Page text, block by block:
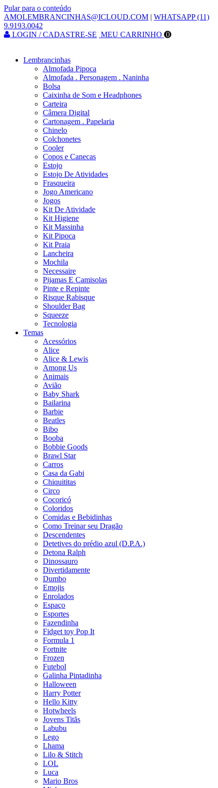
Pular para o conteúdo
AMOLEMBRANCINHAS@ICLOUD.COM | WHATSAPP (11)
9.9193.0042
LOGIN / CADASTRE-SE MEU CARRINHO 0
Lembrancinhas
Almofada Pipoca
Almofada . Personagem . Naninha
Bolsa
Caixinha de Som e Headphones
Carteira
Câmera Digital
Cartonagem . Papelaria
Chinelo
Colchonetes
Cooler
Copos e Canecas
Estojo
Estojo De Atividades
Frasqueira
Jogo Americano
Jogos
Kit De Atividade
Kit Higiene
Kit Massinha
Kit Pipoca
Kit Praia
Lancheira
Mochila
Necessaire
Pijamas E Camisolas
Pinte e Repinte
Risque Rabisque
Shoulder Bag
Squeeze
Tecnologia
Temas
Acessórios
Alice
Alice & Lewis
Among Us
Animais
Avião
Baby Shark
Bailarina
Barbie
Beatles
Bibo
Booba
Bobbie Goods
Brawl Star
Carros
Casa da Gabi
Chiquititas
Circo
Cocoricó
Coloridos
Comidas e Bebidinhas
Como Treinar seu Dragão
Descendentes
Detetives do prédio azul (D.P.A.)
Detona Ralph
Dinossauro
Divertidamente
Dumbo
Emojis
Enrolados
Espaço
Esportes
Fazendinha
Fidget toy Pop It
Formula 1
Fortnite
Frozen
Futebol
Galinha Pintadinha
Halloween
Harry Potter
Hello Kitty
Hotwheels
Jovens Titãs
Labubu
Lego
Lhama
Lilo & Stitch
LOL
Luca
Mario Bros